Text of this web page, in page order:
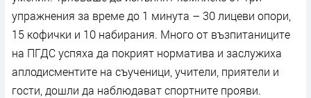
упражнения за време до 1 минута – 30 лицеви опори,
15 кофички и 10 набирания. Много от възпитаниците
на ПГДС успяха да покрият норматива и заслужиха
аплодисментите на съученици, учители, приятели и
гости, дошли да наблюдават спортните прояви.